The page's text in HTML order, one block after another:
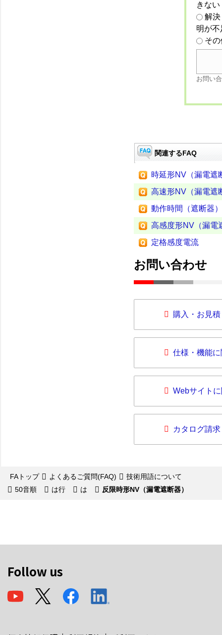
きない
解
明が
そ
お問い
関連するFAQ
時延形NV（漏電遮
高速形NV（漏電遮
動作時間（遮断器）
高感度形NV（漏電
定格感度電流
お問い合わせ
購入・お見
仕様・機能
Webサイト
カタログ請求
FAトップ よくあるご質問(FAQ)
技術用語について
50音順
は行 は 反限時形NV（漏電遮断器）
Follow us